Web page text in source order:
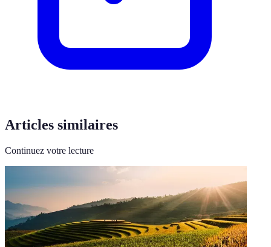
Articles similaires
Continuez votre lecture